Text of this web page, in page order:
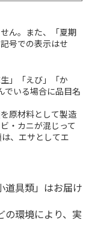
ん。また、「夏期
号での表示はせ
」「えび」「か
でいる場合に品目名
原材料として製造
・カニが混じって
、エサとしてエ
道具類」はお届け
の環境により、実